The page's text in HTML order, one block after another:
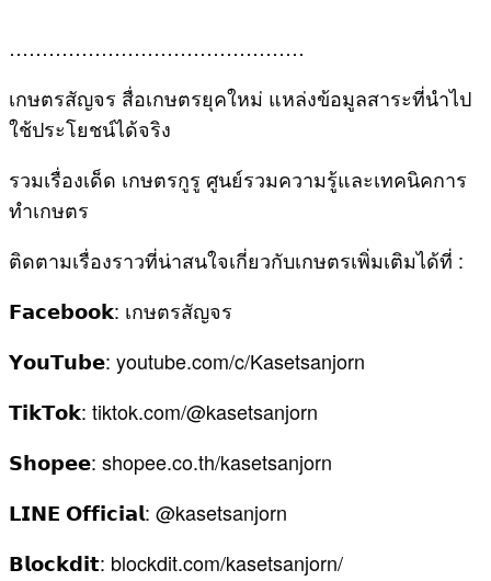
………………………………………
เกษตรสัญจร สื่อเกษตรยุคใหม่ แหล่งข้อมูลสาระที่นำไป
ใช้ประโยชน์ได้จริง
รวมเรื่องเด็ด เกษตรกูรู ศูนย์รวมความรู้และเทคนิคการ
ทำเกษตร
ติดตามเรื่องราวที่น่าสนใจเกี่ยวกับเกษตรเพิ่มเติมได้ที่ :
𝗙𝗮𝗰𝗲𝗯𝗼𝗼𝗸: เกษตรสัญจร
𝗬𝗼𝘂𝗧𝘂𝗯𝗲: youtube.com/c/Kasetsanjorn
𝗧𝗶𝗸𝗧𝗼𝗸: tiktok.com/@kasetsanjorn
𝗦𝗵𝗼𝗽𝗲𝗲: shopee.co.th/kasetsanjorn
𝗟𝗜𝗡𝗘 𝗢𝗳𝗳𝗶𝗰𝗶𝗮𝗹: @kasetsanjorn
𝗕𝗹𝗼𝗰𝗸𝗱𝗶𝘁: blockdit.com/kasetsanjorn/